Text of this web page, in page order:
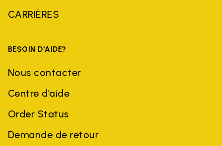
CARRIÈRES
BESOIN D'AIDE?
Nous contacter
Centre d’aide
Order Status
Demande de retour